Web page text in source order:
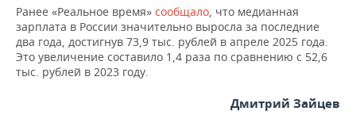
Ранее «Реальное время» сообщало, что медианная
зарплата в России значительно выросла за последние
два года, достигнув 73,9 тыс. рублей в апреле 2025 года.
Это увеличение составило 1,4 раза по сравнению с 52,6
тыс. рублей в 2023 году.
Дмитрий Зайцев